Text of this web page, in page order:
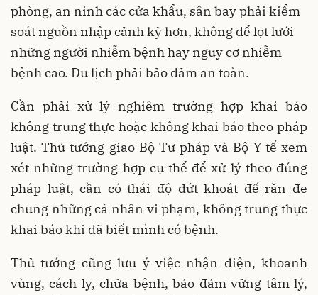
phòng, an ninh các cửa khẩu, sân bay phải kiểm
soát nguồn nhập cảnh kỹ hơn, không để lọt lưới
những người nhiễm bệnh hay nguy cơ nhiễm
bệnh cao. Du lịch phải bảo đảm an toàn.
Cần phải xử lý nghiêm trường hợp khai báo
không trung thực hoặc không khai báo theo pháp
luật. Thủ tướng giao Bộ Tư pháp và Bộ Y tế xem
xét những trường hợp cụ thể để xử lý theo đúng
pháp luật, cần có thái độ dứt khoát để răn đe
chung những cá nhân vi phạm, không trung thực
khai báo khi đã biết mình có bệnh.
Thủ tướng cũng lưu ý việc nhận diện, khoanh
vùng, cách ly, chữa bệnh, bảo đảm vững tâm lý,